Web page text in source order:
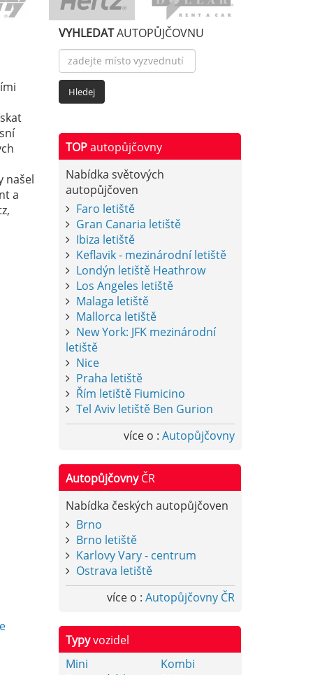
našel
a
VYHLEDATAUTOPŮJČOVNU
TOPautopůjčovny
Nabídka světových
autopůjčoven
Faro letiště
Gran Canaria letiště
Ibiza letiště
Keflavik - mezinárodní letiště
Londýn letiště Heathrow
Los Angeles letiště
Malaga letiště
Mallorca letiště
New York: JFK mezinárodní
letiště
Nice
Praha letiště
Řím letiště Fiumicino
Tel Aviv letiště Ben Gurion
více o : Autopůjčovny
AutopůjčovnyČR
Nabídka českých autopůjčoven
Brno
Brno letiště
Karlovy Vary - centrum
Ostrava letiště
více o : Autopůjčovny ČR
Typyvozidel
Mini
Kombi